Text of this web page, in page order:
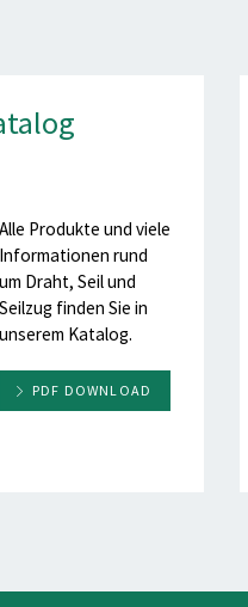
Alle Produkte und viele
Informationen rund
um Draht, Seil und
Seilzug finden Sie in
unserem Katalog.
PDF DOWNLOAD